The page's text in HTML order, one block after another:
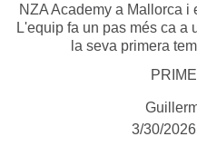
NZA Academy a Mallorca i
L'equip fa un pas més ca a
la seva primera
3/30/2026